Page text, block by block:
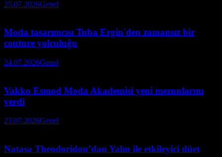
25.07.2026Genel
Moda tasarımcısı Tuba Ergin'den zamansız bir
couture yolculuğu
24.07.2026Genel
Vakko Esmod Moda Akademisi yeni mezunlarını
verdi
23.07.2026Genel
Natasa Theodoridou’dan Yalın ile etkileyici düet